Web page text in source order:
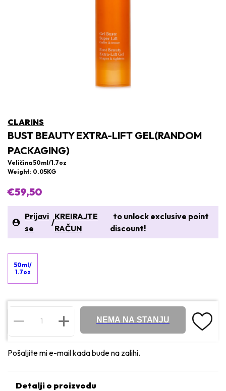
CLARINS
BUST BEAUTY EXTRA-LIFT GEL(RANDOM
PACKAGING)
Veličina 50ml/1.7oz
Weight: 0.05KG
€59,50
Prijavi
se
/
KREIRAJTE
RAČUN
to unlock exclusive point
discount!
50ml/
1.7oz
NEMA NA STANJU
Pošaljite mi e-mail kada bude na zalihi.
Detalji o proizvodu